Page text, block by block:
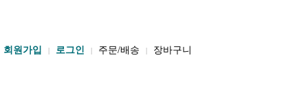
회원가입 | 로그인 | 주문/배송 | 장바구니